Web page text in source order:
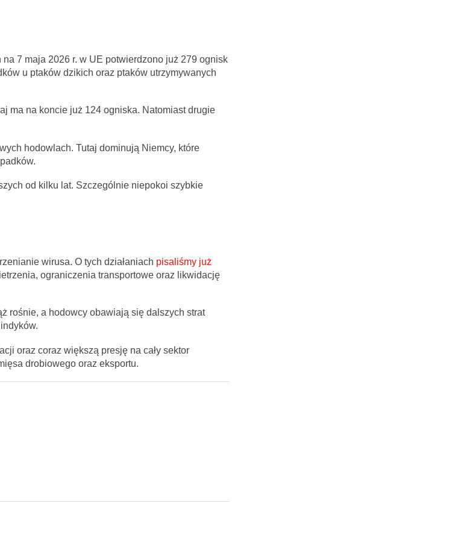
7 maja 2026 r. w UE potwierdzono już 279 ognisk
u ptaków dzikich oraz ptaków utrzymywanych
ma na koncie już 124 ogniska. Natomiast drugie
hodowlach. Tutaj dominują Niemcy, które
od kilku lat. Szczególnie niepokoi szybkie
wirusa. O tych działaniach pisaliśmy już
ograniczenia transportowe oraz likwidację
rośnie, a hodowcy obawiają się dalszych strat
oraz coraz większą presję na cały sektor
drobiowego oraz eksportu.